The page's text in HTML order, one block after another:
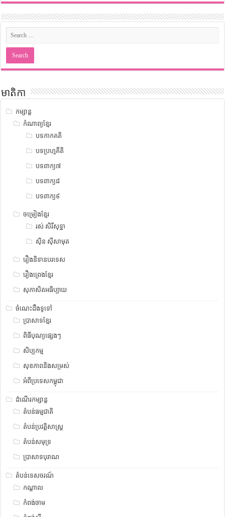
មាតិកា
កម្សាន្ត
កំណាព្យខ្មែរ
បទកាកគតិ
បទប្រហ្មគីតិ
បទពាក្យ៧
បទពាក្យ៨
បទពាក្យ៩
ចម្រៀងខ្មែរ
រស់ សិរីសុទ្ឋា
ស៊ិន ស៊ីសាមុត
រឿងនិទានបរទេស
រឿងព្រេងខ្មែរ
សុភាសិតអធិប្បាយ
ចំណេះដឹងទូទៅ
ប្រាសាទខ្មែរ
ពិធីបុណ្យផ្សេងៗ
សិប្បកម្ម
សុខភាពនិងសម្រស់
អំពីប្រទេសកម្ពុជា
ដំណើរកម្សាន្ត
តំបន់ធម្មជាតិ
តំបន់ប្រវត្តិសាស្រ្ត
តំបន់សមុទ្រ
ប្រាសាទបុរាណ
តំបន់ទេសចរណ៍
កណ្តាល
កំពង់ចាម